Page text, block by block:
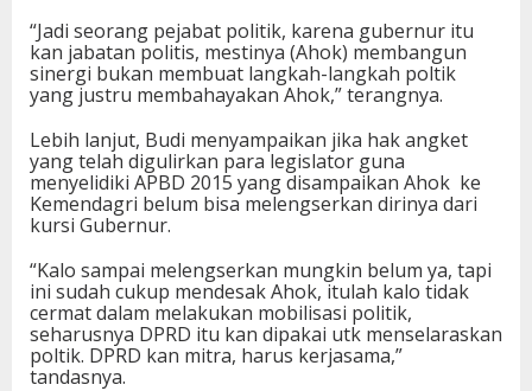
“Jadi seorang pejabat politik, karena gubernur itu
kan jabatan politis, mestinya (Ahok) membangun
sinergi bukan membuat langkah-langkah poltik
yang justru membahayakan Ahok,” terangnya.
Lebih lanjut, Budi menyampaikan jika hak angket
yang telah digulirkan para legislator guna
menyelidiki APBD 2015 yang disampaikan Ahok ke
Kemendagri belum bisa melengserkan dirinya dari
kursi Gubernur.
“Kalo sampai melengserkan mungkin belum ya, tapi
ini sudah cukup mendesak Ahok, itulah kalo tidak
cermat dalam melakukan mobilisasi politik,
seharusnya DPRD itu kan dipakai utk menselaraskan
poltik. DPRD kan mitra, harus kerjasama,”
tandasnya.